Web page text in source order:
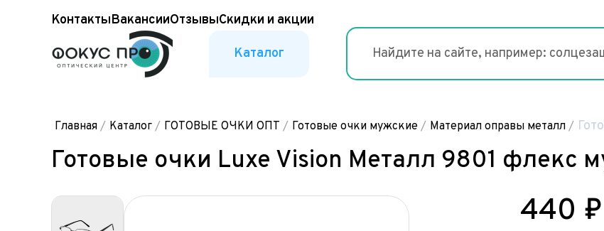
КонтактыВакансииОтзывыСкидки и акции
Каталог
Главная / Каталог / ГОТОВЫЕ ОЧКИ ОПТ / Готовые очки мужские / Материал оправы металл /
Готовые очки Luxe Vision Металл 9801 флекс
440 ₽